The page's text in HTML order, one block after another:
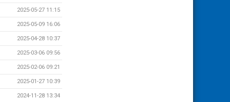
2025-05-27 11:15
2025-05-09 16:06
2025-04-28 10:37
2025-03-06 09:56
2025-02-06 09:21
2025-01-27 10:39
2024-11-28 13:34